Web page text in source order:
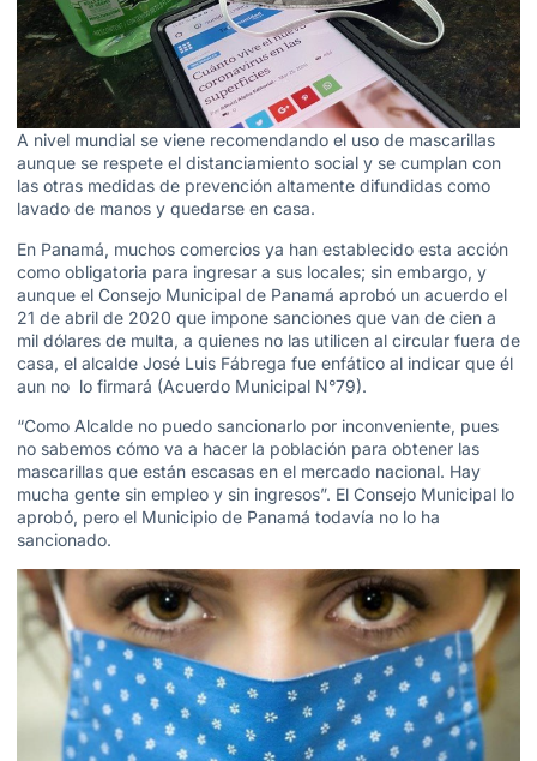
A nivel mundial se viene recomendando el uso de mascarillas
aunque se respete el distanciamiento social y se cumplan con
las otras medidas de prevención altamente difundidas como
lavado de manos y quedarse en casa.
En Panamá, muchos comercios ya han establecido esta acción
como obligatoria para ingresar a sus locales; sin embargo, y
aunque el Consejo Municipal de Panamá aprobó un acuerdo el
21 de abril de 2020 que impone sanciones que van de cien a
mil dólares de multa, a quienes no las utilicen al circular fuera de
casa, el alcalde José Luis Fábrega fue enfático al indicar que él
aun no lo firmará (Acuerdo Municipal N°79).
“Como Alcalde no puedo sancionarlo por inconveniente, pues
no sabemos cómo va a hacer la población para obtener las
mascarillas que están escasas en el mercado nacional. Hay
mucha gente sin empleo y sin ingresos”. El Consejo Municipal lo
aprobó, pero el Municipio de Panamá todavía no lo ha
sancionado.